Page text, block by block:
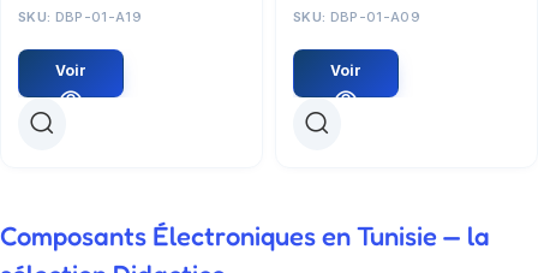
SKU: DBP-01-A19
Voir
SKU: DBP-01-A09
Voir
Composants Électroniques en Tunisie — la